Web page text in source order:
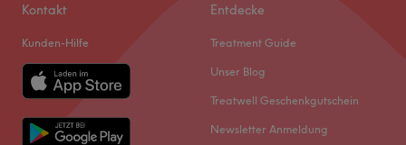
Kontakt
Kunden-Hilfe
Entdecke
Treatment Guide
Unser Blog
Treatwell Geschenkgutschein
Newsletter Anmeldung